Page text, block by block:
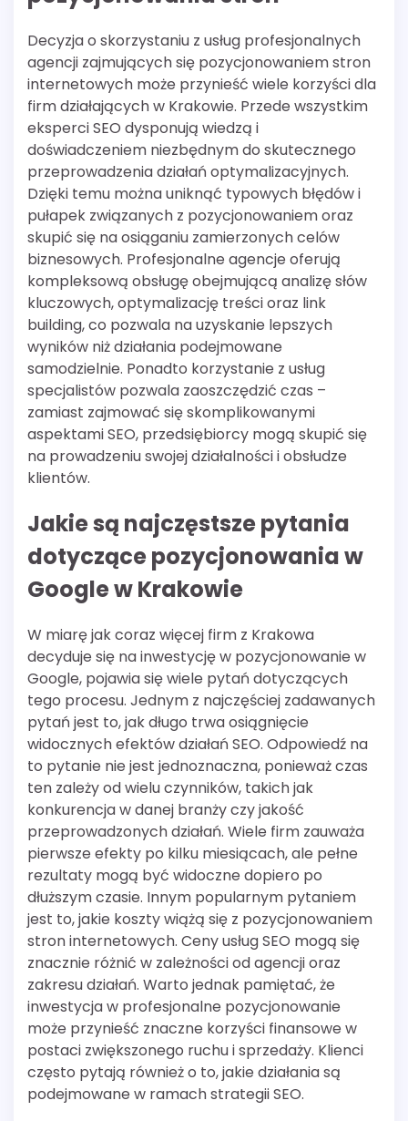
Decyzja o skorzystaniu z usług profesjonalnych
agencji zajmujących się pozycjonowaniem stron
internetowych może przynieść wiele korzyści dla
firm działających w Krakowie. Przede wszystkim
eksperci SEO dysponują wiedzą i
doświadczeniem niezbędnym do skutecznego
przeprowadzenia działań optymalizacyjnych.
Dzięki temu można uniknąć typowych błędów i
pułapek związanych z pozycjonowaniem oraz
skupić się na osiąganiu zamierzonych celów
biznesowych. Profesjonalne agencje oferują
kompleksową obsługę obejmującą analizę słów
kluczowych, optymalizację treści oraz link
building, co pozwala na uzyskanie lepszych
wyników niż działania podejmowane
samodzielnie. Ponadto korzystanie z usług
specjalistów pozwala zaoszczędzić czas –
zamiast zajmować się skomplikowanymi
aspektami SEO, przedsiębiorcy mogą skupić się
na prowadzeniu swojej działalności i obsłudze
klientów.
Jakie są najczęstsze pytania
dotyczące pozycjonowania w
Google w Krakowie
W miarę jak coraz więcej firm z Krakowa
decyduje się na inwestycję w pozycjonowanie w
Google, pojawia się wiele pytań dotyczących
tego procesu. Jednym z najczęściej zadawanych
pytań jest to, jak długo trwa osiągnięcie
widocznych efektów działań SEO. Odpowiedź na
to pytanie nie jest jednoznaczna, ponieważ czas
ten zależy od wielu czynników, takich jak
konkurencja w danej branży czy jakość
przeprowadzonych działań. Wiele firm zauważa
pierwsze efekty po kilku miesiącach, ale pełne
rezultaty mogą być widoczne dopiero po
dłuższym czasie. Innym popularnym pytaniem
jest to, jakie koszty wiążą się z pozycjonowaniem
stron internetowych. Ceny usług SEO mogą się
znacznie różnić w zależności od agencji oraz
zakresu działań. Warto jednak pamiętać, że
inwestycja w profesjonalne pozycjonowanie
może przynieść znaczne korzyści finansowe w
postaci zwiększonego ruchu i sprzedaży. Klienci
często pytają również o to, jakie działania są
podejmowane w ramach strategii SEO.